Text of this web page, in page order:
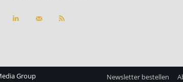
Group Newsletter bestellen